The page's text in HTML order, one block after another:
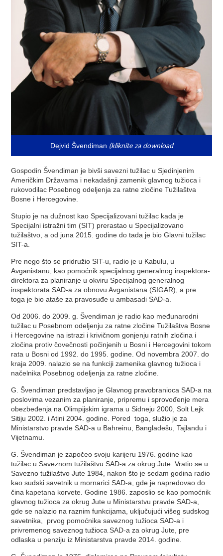
Dejvid Švendiman (kliknite za download
Gospodin Švendiman je bivši savezni tužilac u Sjedinjenim
Američkim Državama i nekadašnji zamenik glavnog tužioca i
rukovodilac Posebnog odeljenja za ratne zločine Tužilaštva
Bosne i Hercegovine.
Stupio je na dužnost kao Specijalizovani tužilac kada je
Specijalni istražni tim (SIT) prerastao u Specijalizovano
tužilaštvo, a od juna 2015. godine do tada je bio Glavni tužilac
SIT-a.
Pre nego što se pridružio SIT-u, radio je u Kabulu, u
Avganistanu, kao pomoćnik specijalnog generalnog inspektora-
direktora za planiranje u okviru Specijalnog generalnog
inspektorata SAD-a za obnovu Avganistana (SIGAR), a pre
toga je bio ataše za pravosuđe u ambasadi SAD-a.
Od 2006. do 2009. g. Švendiman je radio kao međunarodni
tužilac u Posebnom odeljenju za ratne zločine Tužilaštva Bosne
i Hercegovine na istrazi i krivičnom gonjenju ratnih zločina i
zločina protiv čovečnosti počinjenih u Bosni i Hercegovini tokom
rata u Bosni od 1992. do 1995. godine. Od novembra 2007. do
kraja 2009. nalazio se na funkciji zamenika glavnog tužioca i
načelnika Posebnog odeljenja za ratne zločine.
G. Švendiman predstavljao je Glavnog pravobranioca SAD-a na
poslovima vezanim za planiranje, pripremu i sprovođenje mera
obezbeđenja na Olimpijskim igrama u Sidneju 2000, Solt Lejk
Sitiju 2002. i Atini 2004. godine. Pored toga, služio je za
Ministarstvo pravde SAD-a u Bahreinu, Bangladešu, Tajlandu i
Vijetnamu.
G. Švendiman je započeo svoju karijeru 1976. godine kao
tužilac u Saveznom tužilaštvu SAD-a za okrug Jute. Vratio se u
Savezno tužilaštvo Jute 1984, nakon što je sedam godina radio
kao sudski savetnik u mornarici SAD-a, gde je napredovao do
čina kapetana korvete. Godine 1986. zaposlio se kao pomoćnik
glavnog tužioca za okrug Jute u Ministarstvu pravde SAD-a,
gde se nalazio na raznim funkcijama, uključujući višeg sudskog
savetnika, prvog pomoćnika saveznog tužioca SAD-a i
privremenog saveznog tužioca SAD-a za okrug Jute, pre
odlaska u penziju iz Ministarstva pravde 2014. godine.